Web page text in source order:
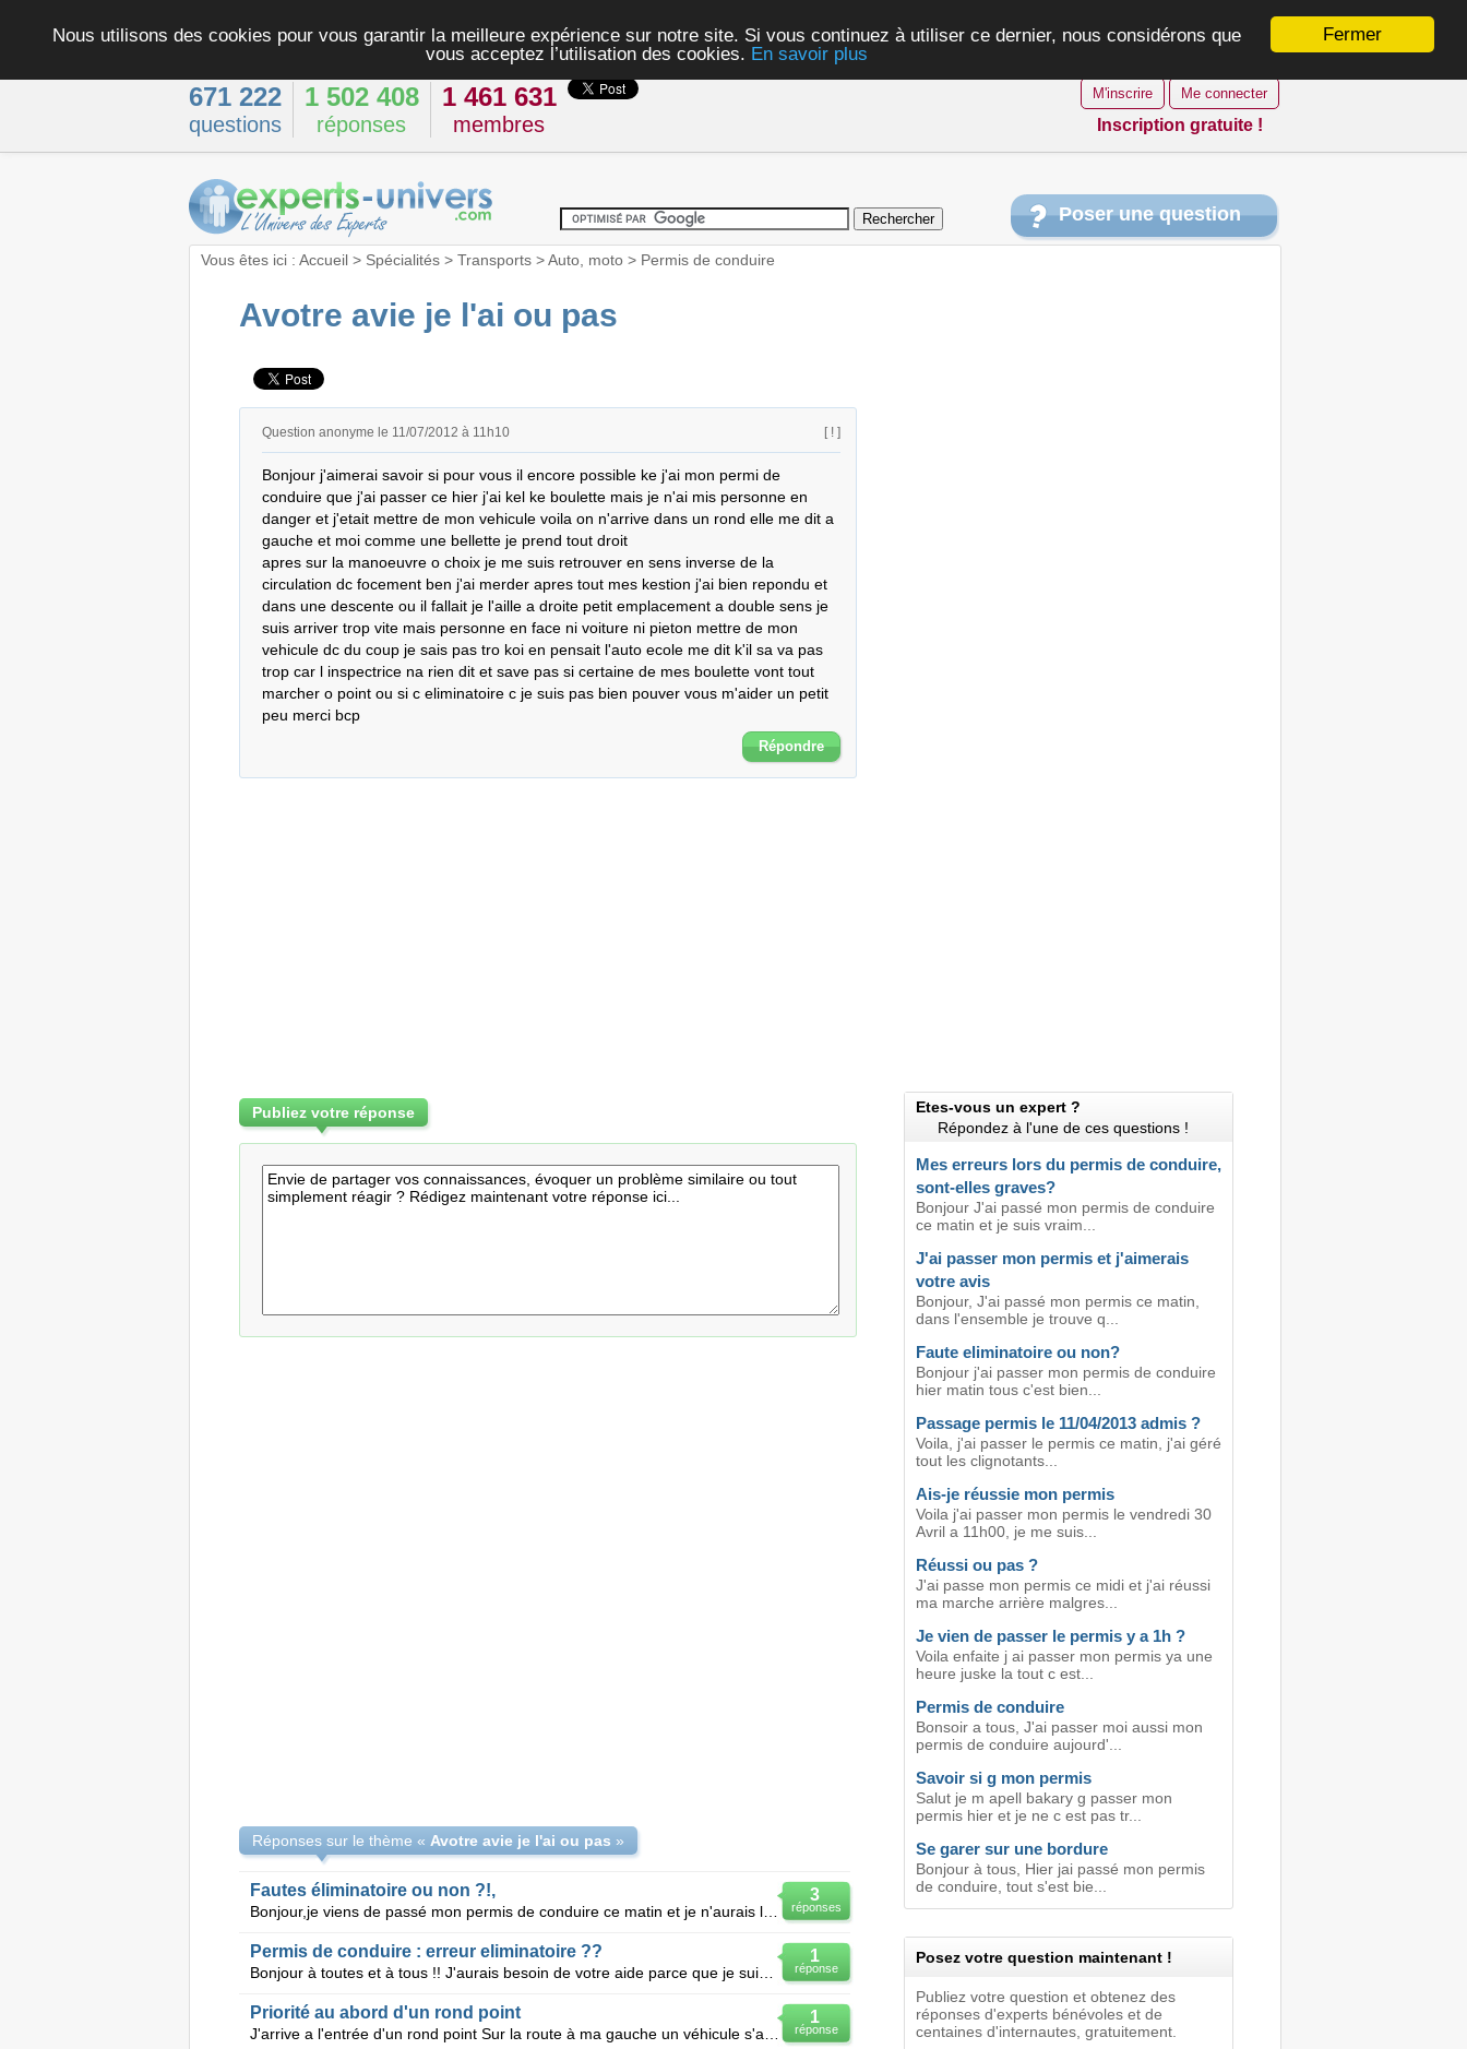
Fermer
Nous utilisons des cookies pour vous garantir la meilleure expérience sur notre site. Si vous continuez à utiliser ce dernier, nous considérons que
vous acceptez l’utilisation des cookies. En savoir plus
671 222
questions
1 502 408
réponses
1 461 631
membres
M'inscrire Me connecter
Inscription gratuite !
Poser une question
Vous êtes ici : Accueil> Spécialités> Transports>Auto, moto> Permis de conduire
Avotre avie je l'ai ou pas
Question anonyme le 11/07/2012 à 11h10 [ ! ]
Bonjour j'aimerai savoir si pour vous il encore possible ke j'ai mon permi de
conduire que j'ai passer ce hier j'ai kel ke boulette mais je n'ai mis personne en
danger et j'etait mettre de mon vehicule voila on n'arrive dans un rond elle me dit a
gauche et moi comme une bellette je prend tout droit
apres sur la manoeuvre o choix je me suis retrouver en sens inverse de la
circulation dc focement ben j'ai merder apres tout mes kestion j'ai bien repondu et
dans une descente ou il fallait je l'aille a droite petit emplacement a double sens je
suis arriver trop vite mais personne en face ni voiture ni pieton mettre de mon
vehicule dc du coup je sais pas tro koi en pensait l'auto ecole me dit k'il sa va pas
trop car l inspectrice na rien dit et save pas si certaine de mes boulette vont tout
marcher o point ou si c eliminatoire c je suis pas bien pouver vous m'aider un petit
peu merci bcp
Répondre
Publiez votre réponse
Réponses sur le thème « Avotre avie je l'ai ou pas »
3
réponses
Fautes éliminatoire ou non ?!,
Bonjour,je viens de passé mon permis de conduire ce matin et je n'aurais les résultats que dans 2 vo
1
réponse
Permis de conduire : erreur eliminatoire ??
Bonjour à toutes et à tous !! J'aurais besoin de votre aide parce que je suis un peu perdue :/ J'
1
réponse
Priorité au abord d'un rond point
Etes-vous un expert ?
Répondez à l'une de ces questions !
Mes erreurs lors du permis de conduire,
sont-elles graves?
Bonjour J'ai passé mon permis de conduire
ce matin et je suis vraim...
J'ai passer mon permis et j'aimerais
votre avis
Bonjour, J'ai passé mon permis ce matin,
dans l'ensemble je trouve q...
Faute eliminatoire ou non?
Bonjour j'ai passer mon permis de conduire
hier matin tous c'est bien...
Passage permis le 11/04/2013 admis ?
Voila, j'ai passer le permis ce matin, j'ai géré
tout les clignotants...
Ais-je réussie mon permis
Voila j'ai passer mon permis le vendredi 30
Avril a 11h00, je me suis...
Réussi ou pas ?
J'ai passe mon permis ce midi et j'ai réussi
ma marche arrière malgres...
Je vien de passer le permis y a 1h ?
Voila enfaite j ai passer mon permis ya une
heure juske la tout c est...
Permis de conduire
Bonsoir a tous, J'ai passer moi aussi mon
permis de conduire aujourd'...
Savoir si g mon permis
Salut je m apell bakary g passer mon
permis hier et je ne c est pas tr...
Se garer sur une bordure
Bonjour à tous, Hier jai passé mon permis
de conduire, tout s'est bie...
Posez votre question maintenant !
Publiez votre question et obtenez des
réponses d'experts bénévoles et de
centaines d'internautes, gratuitement.